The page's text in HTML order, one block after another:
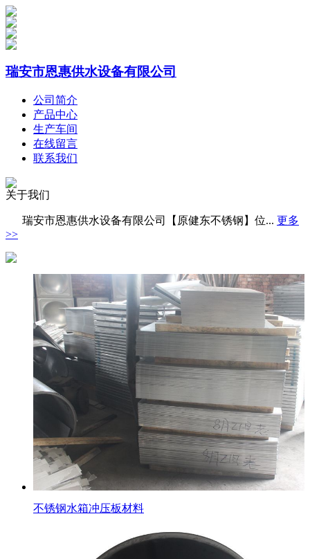
瑞安市恩惠供水设备有限公司
公司简介
产品中心
生产车间
在线留言
联系我们
关于我们
瑞安市恩惠供水设备有限公司【原健东不锈钢】位... 更多
>>
不锈钢水箱冲压板材料